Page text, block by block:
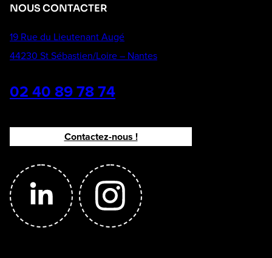
NOUS CONTACTER
19 Rue du Lieutenant Augé
44230 St Sébastien/Loire – Nantes
02 40 89 78 74
Contactez-nous !